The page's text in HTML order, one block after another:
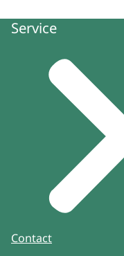
Service
Contact